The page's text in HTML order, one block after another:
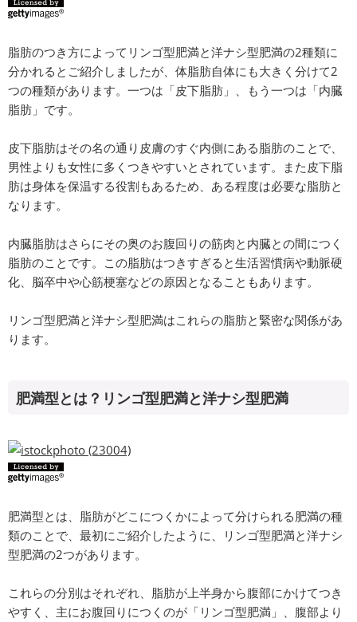
脂肪のつき方によってリンゴ型肥満と洋ナシ型肥満の2種類に
分かれるとご紹介しましたが、体脂肪自体にも大きく分けて2
つの種類があります。一つは「皮下脂肪」、もう一つは「内臓
脂肪」です。
皮下脂肪はその名の通り皮膚のすぐ内側にある脂肪のことで、
男性よりも女性に多くつきやすいとされています。また皮下脂
肪は身体を保温する役割もあるため、ある程度は必要な脂肪と
なります。
内臓脂肪はさらにその奥のお腹回りの筋肉と内臓との間につく
脂肪のことです。この脂肪はつきすぎると生活習慣病や動脈硬
化、脳卒中や心筋梗塞などの原因となることもあります。
リンゴ型肥満と洋ナシ型肥満はこれらの脂肪と緊密な関係があ
ります。
肥満型とは？リンゴ型肥満と洋ナシ型肥満
肥満型とは、脂肪がどこにつくかによって分けられる肥満の種
類のことで、最初にご紹介したように、リンゴ型肥満と洋ナシ
型肥満の2つがあります。
これらの分別はそれぞれ、脂肪が上半身から腹部にかけてつき
やすく、主にお腹回りにつくのが「リンゴ型肥満」、腹部より